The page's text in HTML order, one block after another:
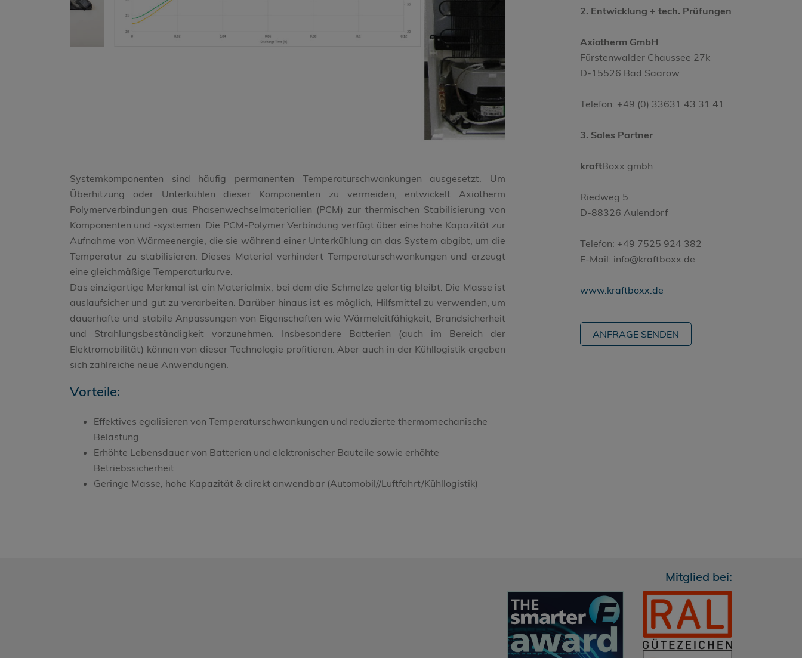
Systemkomponenten sind häufig permanenten Temperaturschwankungen ausgesetzt. Um
Überhitzung oder Unterkühlen dieser Komponenten zu vermeiden, entwickelt Axiotherm
Polymerverbindungen aus Phasenwechselmaterialien (PCM) zur thermischen Stabilisierung von
Komponenten und -systemen. Die PCM-Polymer Verbindung verfügt über eine hohe Kapazität zur
Aufnahme von Wärmeenergie, die sie während einer Unterkühlung an das System abgibt, um die
Temperatur zu stabilisieren. Dieses Material verhindert Temperaturschwankungen und erzeugt
eine gleichmäßige Temperaturkurve.
Das einzigartige Merkmal ist ein Materialmix, bei dem die Schmelze gelartig bleibt. Die Masse ist
auslaufsicher und gut zu verarbeiten. Darüber hinaus ist es möglich, Hilfsmittel zu verwenden, um
dauerhafte und stabile Anpassungen von Eigenschaften wie Wärmeleitfähigkeit, Brandsicherheit
und Strahlungsbeständigkeit vorzunehmen. Insbesondere Batterien (auch im Bereich der
Elektromobilität) können von dieser Technologie profitieren. Aber auch in der Kühllogistik ergeben
sich zahlreiche neue Anwendungen.
Vorteile:
Effektives egalisieren von Temperaturschwankungen und reduzierte thermomechanische
Belastung
Erhöhte Lebensdauer von Batterien und elektronischer Bauteile sowie erhöhte
Betriebssicherheit
Geringe Masse, hohe Kapazität & direkt anwendbar (Automobil//Luftfahrt/Kühllogistik)
2. Entwicklung + tech. Prüfungen
Axiotherm GmbH
Fürstenwalder Chaussee 27k
D-15526 Bad Saarow
Telefon: +49 (0) 33631 43 31 41
3. Sales Partner
kraftBoxx gmbh
Riedweg 5
D-88326 Aulendorf
Telefon: +49 7525 924 382
E-Mail: info@kraftboxx.de
www.kraftboxx.de
ANFRAGE SENDEN
Mitglied bei: